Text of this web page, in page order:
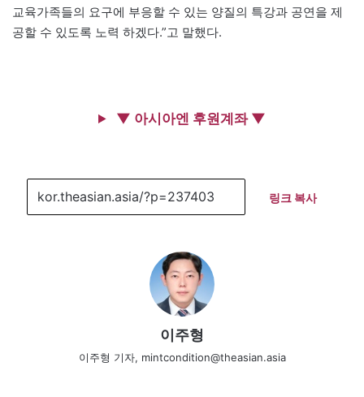
교육가족들의 요구에 부응할 수 있는 양질의 특강과 공연을 제
공할 수 있도록 노력 하겠다.”고 말했다.
▼ 아시아엔 후원계좌 ▼
링크 복사
이주형
이주형 기자, mintcondition@theasian.asia